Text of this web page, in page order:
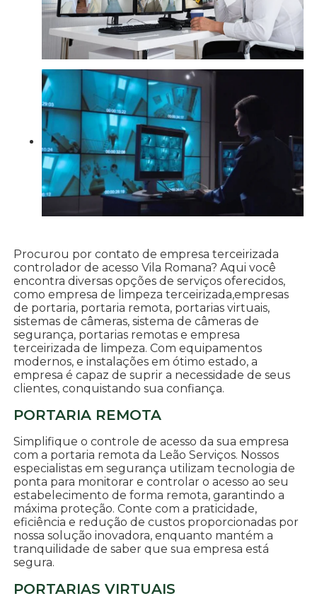
Procurou por contato de empresa terceirizada
controlador de acesso Vila Romana? Aqui você
encontra diversas opções de serviços oferecidos,
como empresa de limpeza terceirizada,empresas
de portaria, portaria remota, portarias virtuais,
sistemas de câmeras, sistema de câmeras de
segurança, portarias remotas e empresa
terceirizada de limpeza. Com equipamentos
modernos, e instalações em ótimo estado, a
empresa é capaz de suprir a necessidade de seus
clientes, conquistando sua confiança.
PORTARIA REMOTA
Simplifique o controle de acesso da sua empresa
com a portaria remota da Leão Serviços. Nossos
especialistas em segurança utilizam tecnologia de
ponta para monitorar e controlar o acesso ao seu
estabelecimento de forma remota, garantindo a
máxima proteção. Conte com a praticidade,
eficiência e redução de custos proporcionadas por
nossa solução inovadora, enquanto mantém a
tranquilidade de saber que sua empresa está
segura.
PORTARIAS VIRTUAIS